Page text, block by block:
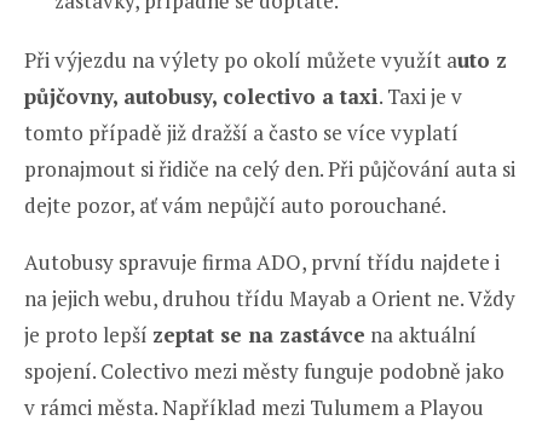
Při výjezdu na výlety po okolí můžete využít auto z
půjčovny, autobusy, colectivo a taxi. Taxi je v
tomto případě již dražší a často se více vyplatí
pronajmout si řidiče na celý den. Při půjčování auta si
dejte pozor, ať vám nepůjčí auto porouchané.
Autobusy spravuje firma ADO, první třídu najdete i
na jejich webu, druhou třídu Mayab a Orient ne. Vždy
je proto lepší zeptat se na zastávce na aktuální
spojení. Colectivo mezi městy funguje podobně jako
v rámci města. Například mezi Tulumem a Playou